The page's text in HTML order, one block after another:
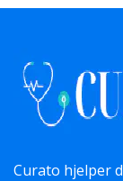
Curato hjelper